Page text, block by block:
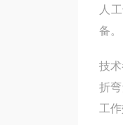
人
备。
技
折
工